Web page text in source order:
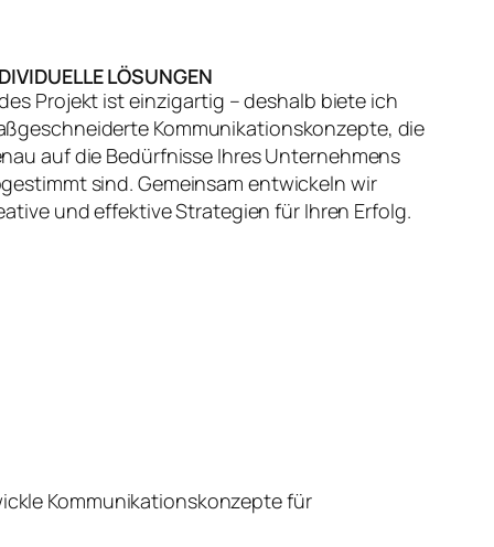
LÖSUNGEN
Projekt ist einzigartig – deshalb biete ich
Kommunikationskonzepte, die
auf die Bedürfnisse Ihres Unternehmens
sind. Gemeinsam entwickeln wir
und effektive Strategien für Ihren Erfolg.
Kommunikationskonzepte für